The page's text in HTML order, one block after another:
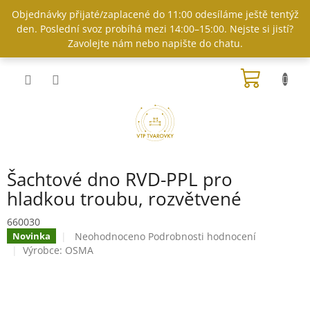
obsah
Objednávky přijaté/zaplacené do 11:00 odesíláme ještě tentýž
den. Poslední svoz probíhá mezi 14:00–15:00. Nejste si jistí?
Zavolejte nám nebo napište do chatu.
Šachtové dno RVD-PPL pro
hladkou troubu, rozvětvené
660030
Novinka
Průměrné
hodnocení
Neohodnoceno Podrobnosti hodnocení
Výrobce: OSMA